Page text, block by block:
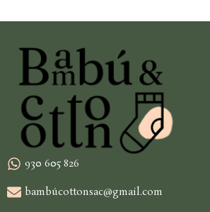
930 605 826
bambúcottonsac@gmail.com